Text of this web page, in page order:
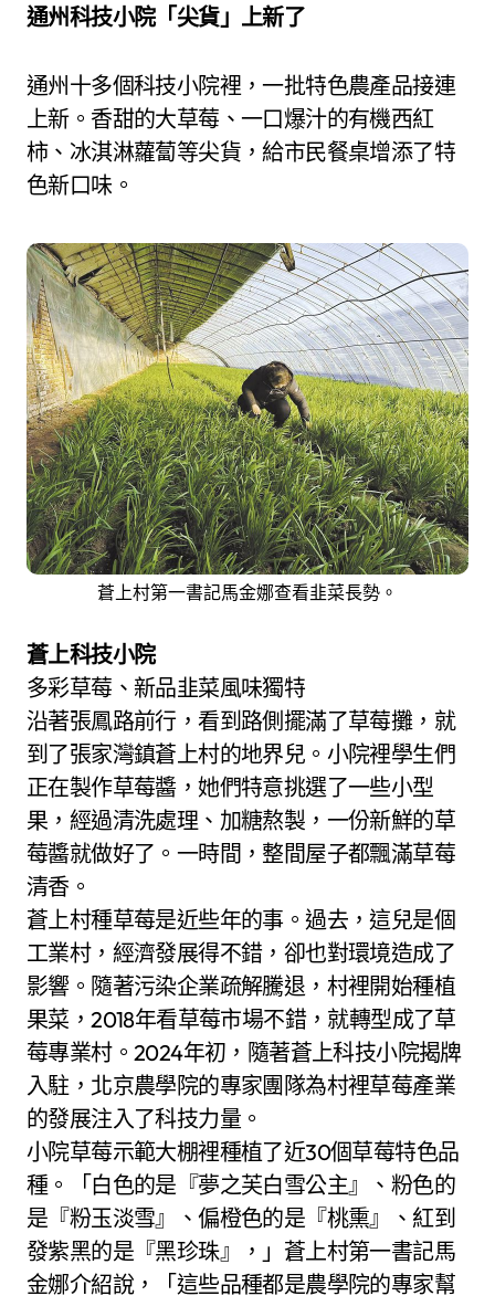
通州科技小院「尖貨」上新了
通州十多個科技小院裡，一批特色農產品接連
上新。香甜的大草莓、一口爆汁的有機西紅
柿、冰淇淋蘿蔔等尖貨，給市民餐桌增添了特
色新口味。
蒼上村第一書記馬金娜查看韭菜長勢。
蒼上科技小院
多彩草莓、新品韭菜風味獨特
沿著張鳳路前行，看到路側擺滿了草莓攤，就
到了張家灣鎮蒼上村的地界兒。小院裡學生們
正在製作草莓醬，她們特意挑選了一些小型
果，經過清洗處理、加糖熬製，一份新鮮的草
莓醬就做好了。一時間，整間屋子都飄滿草莓
清香。
蒼上村種草莓是近些年的事。過去，這兒是個
工業村，經濟發展得不錯，卻也對環境造成了
影響。隨著污染企業疏解騰退，村裡開始種植
果菜，2018年看草莓市場不錯，就轉型成了草
莓專業村。2024年初，隨著蒼上科技小院揭牌
入駐，北京農學院的專家團隊為村裡草莓產業
的發展注入了科技力量。
小院草莓示範大棚裡種植了近30個草莓特色品
種。「白色的是『夢之芙白雪公主』、粉色的
是『粉玉淡雪』、偏橙色的是『桃熏』、紅到
發紫黑的是『黑珍珠』，」蒼上村第一書記馬
金娜介紹說，「這些品種都是農學院的專家幫